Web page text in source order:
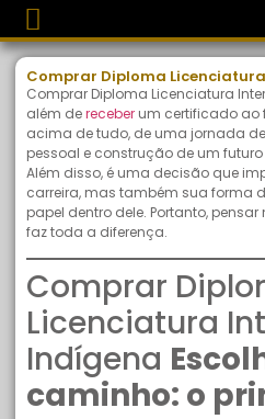
Comprar Diploma
Comprar Diploma Licenciatura
além dereceber um certificado ao
acima de tudo, de uma jornada
pessoal e construção de um
Além disso, é uma decisão que
carreira, mas também sua forma
papel dentro dele. Portanto,
faz toda a diferença.
Comprar
Licenciatura
Indígena
caminho: o